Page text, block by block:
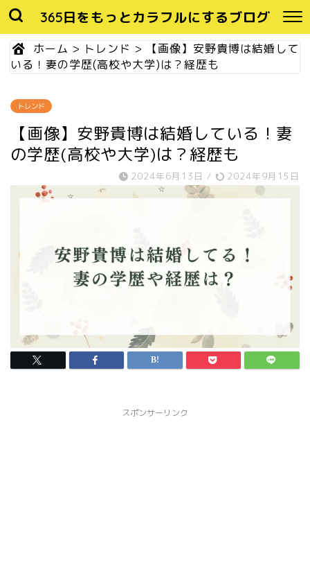
365日をもっとカラフルにするブログ
ホーム > トレンド >
【画像】安野貴博は結婚して
いる！妻の学歴(高校や大学)は？経歴も
トレンド
【画像】安野貴博は結婚している！妻
の学歴(高校や大学)は？経歴も
2024年6月13日 / 2024年9月15日
スポンサーリンク